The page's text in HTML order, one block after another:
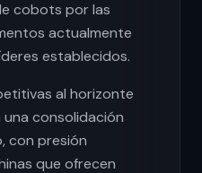
cobots por las
actualmente
establecidos.
al horizonte
consolidación
con presión
que ofrecen